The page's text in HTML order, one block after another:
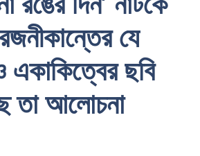
যে
একাকিত্বের ছবি
তা আলোচনা